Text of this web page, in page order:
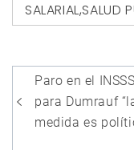
SALARIAL,SALUD
de
entradas
Paro en el
para Dumrauf
medida es